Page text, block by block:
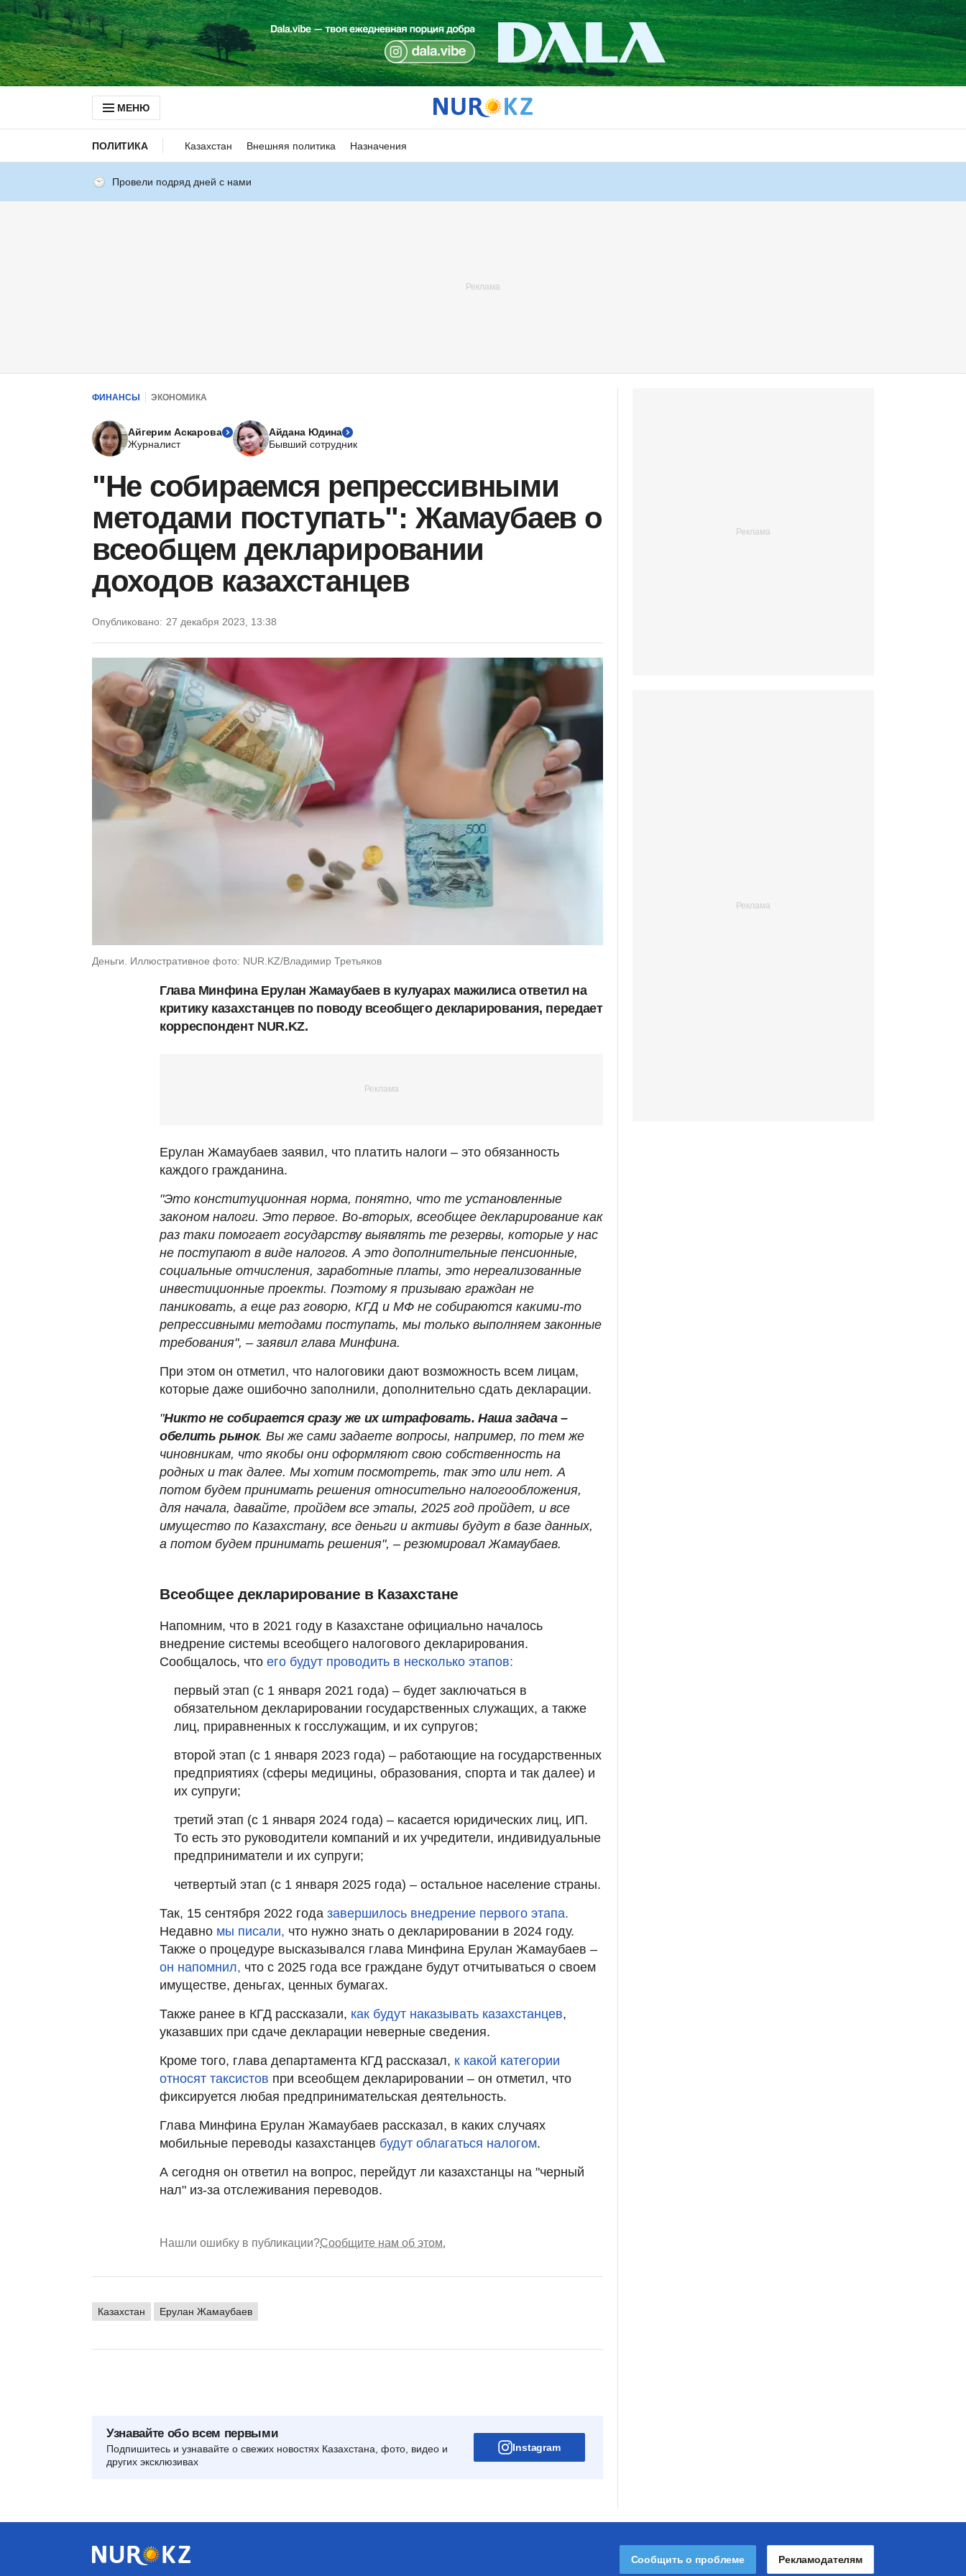
МЕНЮ
ПОЛИТИКА Казахстан Внешняя политика Назначения
Провели подряд дней с нами
ФИНАНСЫ ЭКОНОМИКА
Айгерим Аскарова
Журналист
Айдана Юдина
Бывший сотрудник
"Не собираемся репрессивными
методами поступать": Жамаубаев о
всеобщем декларировании
доходов казахстанцев
Опубликовано: 27 декабря 2023, 13:38
Деньги. Иллюстративное фото: NUR.KZ/Владимир Третьяков
Глава Минфина Ерулан Жамаубаев в кулуарах мажилиса ответил на
критику казахстанцев по поводу всеобщего декларирования, передает
корреспондент NUR.KZ.
Ерулан Жамаубаев заявил, что платить налоги – это обязанность
каждого гражданина.
"Это конституционная норма, понятно, что те установленные
законом налоги. Это первое. Во-вторых, всеобщее декларирование как
раз таки помогает государству выявлять те резервы, которые у нас
не поступают в виде налогов. А это дополнительные пенсионные,
социальные отчисления, заработные платы, это нереализованные
инвестиционные проекты. Поэтому я призываю граждан не
паниковать, а еще раз говорю, КГД и МФ не собираются какими-то
репрессивными методами поступать, мы только выполняем законные
требования", – заявил глава Минфина.
При этом он отметил, что налоговики дают возможность всем лицам,
которые даже ошибочно заполнили, дополнительно сдать декларации.
"Никто не собирается сразу же их штрафовать. Наша задача –
обелить рынок. Вы же сами задаете вопросы, например, по тем же
чиновникам, что якобы они оформляют свою собственность на
родных и так далее. Мы хотим посмотреть, так это или нет. А
потом будем принимать решения относительно налогообложения,
для начала, давайте, пройдем все этапы, 2025 год пройдет, и все
имущество по Казахстану, все деньги и активы будут в базе данных,
а потом будем принимать решения", – резюмировал Жамаубаев.
Всеобщее декларирование в Казахстане
Напомним, что в 2021 году в Казахстане официально началось
внедрение системы всеобщего налогового декларирования.
Сообщалось, что его будут проводить в несколько этапов:
первый этап (с 1 января 2021 года) – будет заключаться в
обязательном декларировании государственных служащих, а также
лиц, приравненных к госслужащим, и их супругов;
второй этап (с 1 января 2023 года) – работающие на государственных
предприятиях (сферы медицины, образования, спорта и так далее) и
их супруги;
третий этап (с 1 января 2024 года) – касается юридических лиц, ИП.
То есть это руководители компаний и их учредители, индивидуальные
предприниматели и их супруги;
четвертый этап (с 1 января 2025 года) – остальное население страны.
Так, 15 сентября 2022 года завершилось внедрение первого этапа.
Недавно мы писали, что нужно знать о декларировании в 2024 году.
Также о процедуре высказывался глава Минфина Ерулан Жамаубаев –
он напомнил, что с 2025 года все граждане будут отчитываться о своем
имуществе, деньгах, ценных бумагах.
Также ранее в КГД рассказали, как будут наказывать казахстанцев,
указавших при сдаче декларации неверные сведения.
Кроме того, глава департамента КГД рассказал, к какой категории
относят таксистов при всеобщем декларировании – он отметил, что
фиксируется любая предпринимательская деятельность.
Глава Минфина Ерулан Жамаубаев рассказал, в каких случаях
мобильные переводы казахстанцев будут облагаться налогом.
А сегодня он ответил на вопрос, перейдут ли казахстанцы на "черный
нал" из-за отслеживания переводов.
Нашли ошибку в публикации?Сообщите нам об этом.
Казахстан Ерулан Жамаубаев
Узнавайте обо всем первыми
Подпишитесь и узнавайте о свежих новостях Казахстана, фото, видео и
других эксклюзивах
Instagram
Сообщить о проблеме Рекламодателям